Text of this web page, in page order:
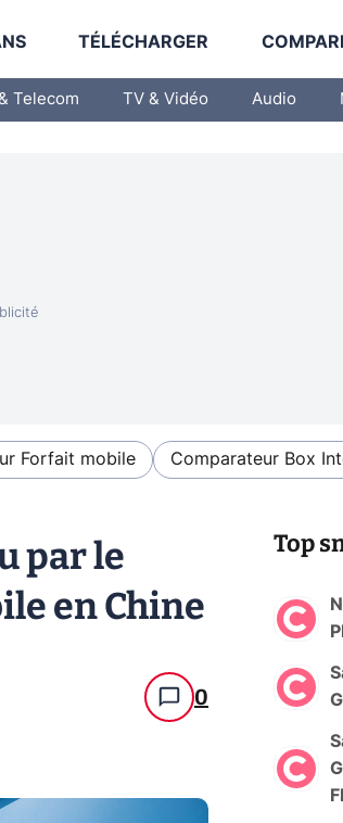
TÉLÉCHARGER
Telecom TV & Vidéo Audio
Forfait mobile Comparateur Box
par le
en Chine
0
Top